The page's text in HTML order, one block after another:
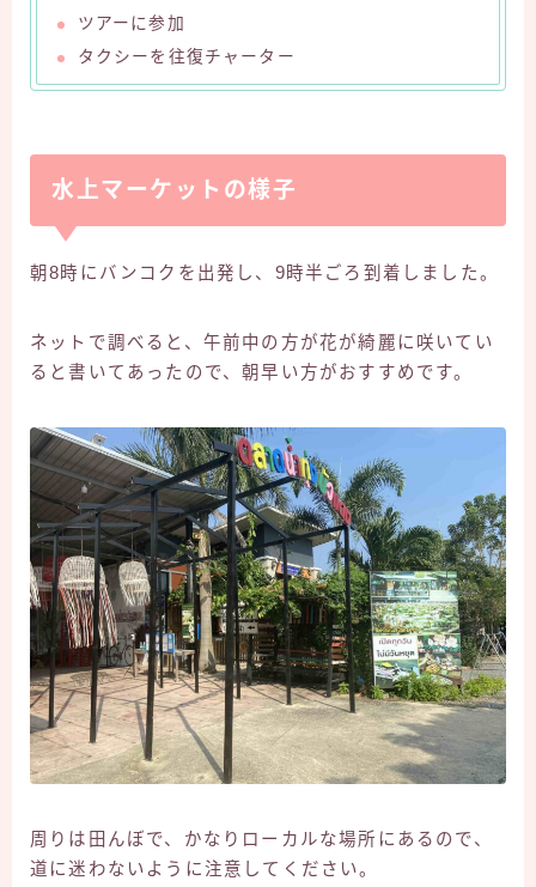
ツアーに参加
タクシーを往復チャーター
水上マーケットの様子
朝8時にバンコクを出発し、9時半ごろ到着しました。
ネットで調べると、午前中の方が花が綺麗に咲いてい
ると書いてあったので、朝早い方がおすすめです。
周りは田んぼで、かなりローカルな場所にあるので、
道に迷わないように注意してください。